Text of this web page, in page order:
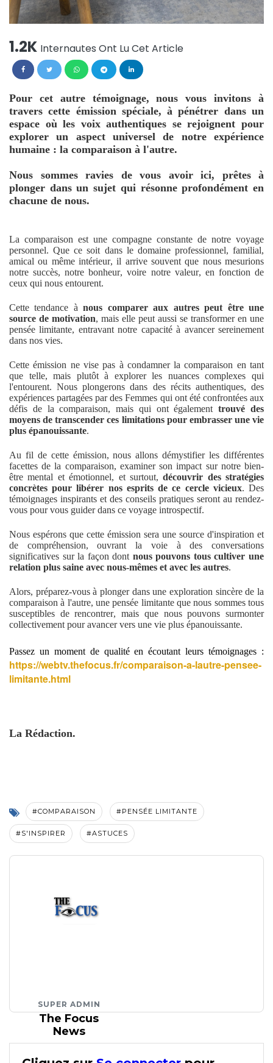
1.2K Internautes Ont Lu Cet Article
Pour cet autre témoignage, nous vous invitons à
travers cette émission spéciale, à pénétrer dans un
espace où les voix authentiques se rejoignent pour
explorer un aspect universel de notre expérience
humaine : la comparaison à l'autre.
Nous sommes ravies de vous avoir ici, prêtes à
plonger dans un sujet qui résonne profondément en
chacune de nous.
La comparaison est une compagne constante de notre voyage
personnel. Que ce soit dans le domaine professionnel, familial,
amical ou même intérieur, il arrive souvent que nous mesurions
notre succès, notre bonheur, voire notre valeur, en fonction de
ceux qui nous entourent.
Cette tendance ànous comparer aux autres peut être une
source de motivation, mais elle peut aussi se transformer en une
pensée limitante, entravant notre capacité à avancer sereinement
dans nos vies.
Cette émission ne vise pas à condamner la comparaison en tant
que telle, mais plutôt à explorer les nuances complexes qui
l'entourent. Nous plongerons dans des récits authentiques, des
expériences partagées par des Femmes qui ont été confrontées aux
défis de la comparaison, mais qui ont égalementtrouvé des
moyens de transcender ces limitations pour embrasser une vie
plus épanouissante.
Au fil de cette émission, nous allons démystifier les différentes
facettes de la comparaison, examiner son impact sur notre bien-
être mental et émotionnel, et surtout,découvrir des stratégies
concrètes pour libérer nos esprits de ce cercle vicieux. Des
témoignages inspirants et des conseils pratiques seront au rendez-
vous pour vous guider dans ce voyage introspectif.
Nous espérons que cette émission sera une source d'inspiration et
de compréhension, ouvrant la voie à des conversations
significatives sur la façon dont nous pouvons tous cultiver une
relation plus saine avec nous-mêmes et avec les autres.
Alors, préparez-vous à plonger dans une exploration sincère de la
comparaison à l'autre, une pensée limitante que nous sommes tous
susceptibles de rencontrer, mais que nous pouvons surmonter
collectivement pour avancer vers une vie plus épanouissante.
Passez un moment de qualité en écoutant leurs témoignages :
https://webtv.thefocus.fr/comparaison-a-lautre-pensee-
limitante.html
La Rédaction.
#COMPARAISON #PENSÉE LIMITANTE
#S'INSPIRER #ASTUCES
SUPER ADMIN
The Focus
News